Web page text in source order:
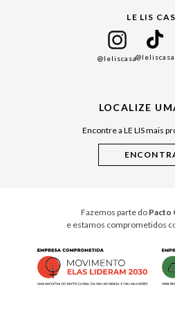
Cuidados Casa
LE LIS
@leliscasa@leliscasa
LOCALIZE
Encontre a LE LIS mais
Fazemos parte do Pacto
e estamos comprometidos